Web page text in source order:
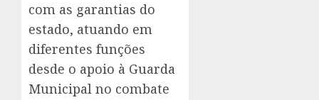
com as garantias do
estado, atuando em
diferentes funções
desde o apoio à Guarda
Municipal no combate